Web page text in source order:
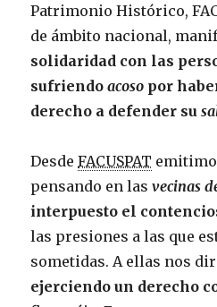
Patrimonio Histórico,
de ámbito nacional,
solidaridad con las
sufriendoacoso por
derecho a defender su
DesdeFACUSPAT
pensando en lasvecinas
interpuesto el
las presiones a las que
sometidas. A ellas nos
ejerciendo un derecho